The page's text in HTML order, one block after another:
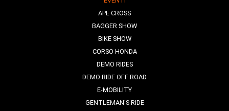
APE CROSS
BAGGER SHOW
BIKE SHOW
CORSO HONDA
DEMO RIDES
DEMO RIDE OFF ROAD
E-MOBILITY
GENTLEMAN'S RIDE